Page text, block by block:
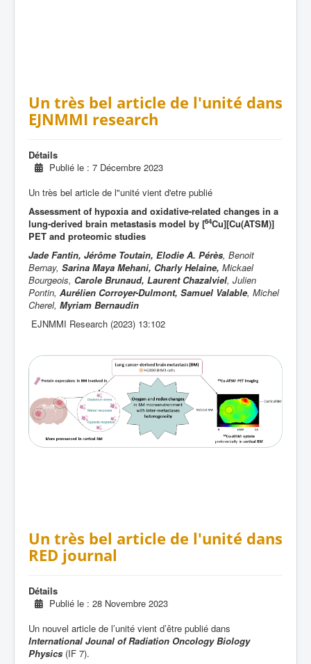
Un très bel article de l'unité dans
EJNMMI research
Détails
Publié le : 7 Décembre 2023
Un très bel article de l"unité vient d'etre publié
Assessment of hypoxia and oxidative-related changes in a
lung-derived brain metastasis model by [64Cu][Cu(ATSM)]
PET and proteomic studies
Jade Fantin, Jérôme Toutain, Elodie A. Pérès, Benoit
Bernay, Sarina Maya Mehani, Charly Helaine, Mickael
Bourgeois, Carole Brunaud, Laurent Chazalviel, Julien
Pontin, Aurélien Corroyer-Dulmont, Samuel Valable, Michel
Cherel, Myriam Bernaudin
EJNMMI Research (2023) 13:102
Un très bel article de l'unité dans
RED journal
Détails
Publié le : 28 Novembre 2023
Un nouvel article de l’unité vient d’être publié dans
International Jounal of Radiation Oncology Biology
Physics (IF 7).